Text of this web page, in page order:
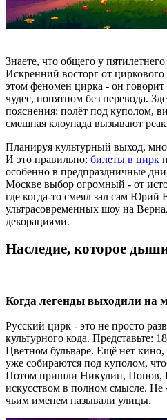
Знаете, что общего у
Искренний восторг от
этом феномен цирка - он
чудес, понятном без перевода.
пояснения: полёт под куполом,
смешная клоунада вызывают
Планируя культурный выход,
И это правильно: билеты в цирк
особенно в предпраздничные
Москве выбор огромный - от
где когда-то смеял зал сам Юрий
ультрасовременных шоу на
декорациями.
Наследие, которое
Когда легенды выходили на
Русский цирк - это не просто
культурного кода. Представьте:
Цветном бульваре. Ещё нет кино,
уже собираются под куполом,
Потом пришли Никулин, Попов,
искусством в полном смысле. Не
чьим именем называли улицы.